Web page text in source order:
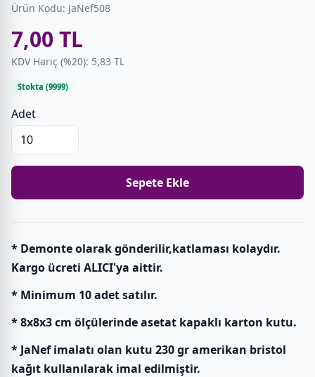
Ürün Kodu: JaNef508
7,00 TL
KDV Hariç (%20): 5,83 TL
Stokta (9999)
Adet
Sepete Ekle
* Demonte olarak gönderilir,katlaması kolaydır.
Kargo ücreti ALICI'ya aittir.
* Minimum 10 adet satılır.
* 8x8x3 cm ölçülerinde asetat kapaklı karton kutu.
* JaNef imalatı olan kutu 230 gr amerikan bristol
kağıt kullanılarak imal edilmiştir.